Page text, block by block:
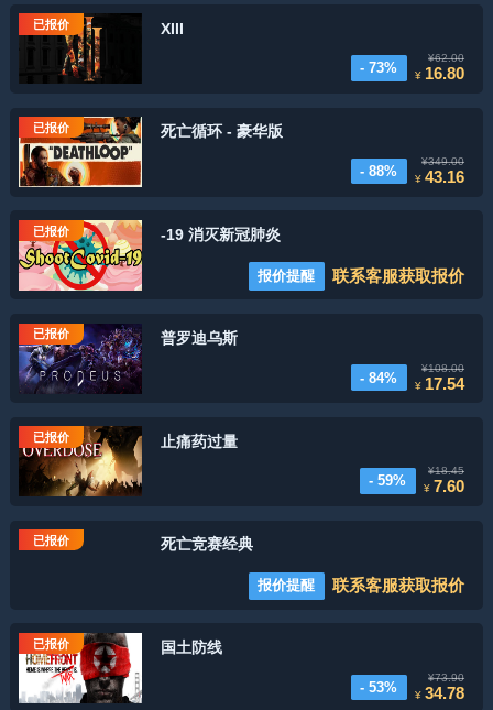
已报价 XIII
- 73%
¥62.00
¥ 16.80
已报价 死亡循环 - 豪华版
- 88%
¥349.00
¥43.16
已报价 -19 消灭新冠肺炎
报价提醒 联系客服获取报价
已报价 普罗迪乌斯
- 84%
¥108.00
¥ 17.54
已报价 止痛药过量
- 59%
¥18.45
¥ 7.60
已报价 死亡竞赛经典
报价提醒 联系客服获取报价
已报价 国土防线
- 53%
¥73.90
¥34.78